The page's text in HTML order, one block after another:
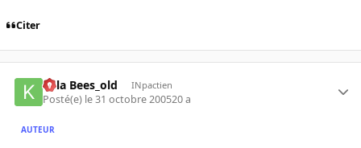
Citer
Killa Bees_old INpactien
Posté(e) le 31 octobre 200520 a
AUTEUR